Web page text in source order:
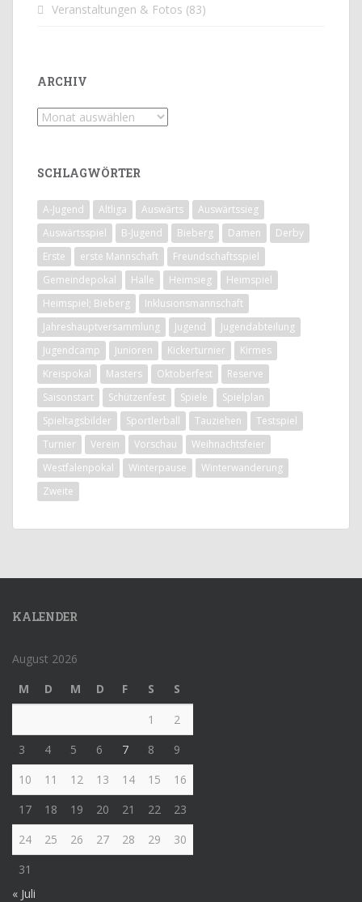
Veranstaltungen & Fotos (83)
ARCHIV
Archiv
SCHLAGWÖRTER
A-Jugend Altliga Auswärts
Auswärtssieg
Auswärtsspiel
B-Jugend Bieberg Damen
Derby
Erste
erste Mannschaft
Freundschaftsspiel
Gemeindepokal
Halle Heimsieg
Heimspiel
Heimspiel; Bieberg
Inklusionsmannschaft
Jahreshauptversammlung
Jugend
Jugendabteilung
Jugendcamp
Junioren Kickerturnier
Kirmes
Kreispokal
Masters Oktoberfest
Reserve
Saisonstart
Schützenfest Spiele
Spielplan
Spieltagsbilder
Sportlerball Tauziehen
Testspiel
Turnier
Verein Vorschau
Weihnachtsfeier
Westfalenpokal
Winterpause
Winterwanderung
Zweite
KALENDER
August 2026
M
D M D F S
S
1
2
3
4 5 6 7 8
9
10
11 12 13 14 15
16
17
18 19 20 21 22
23
24
25 26 27 28 29
30
31
« Juli